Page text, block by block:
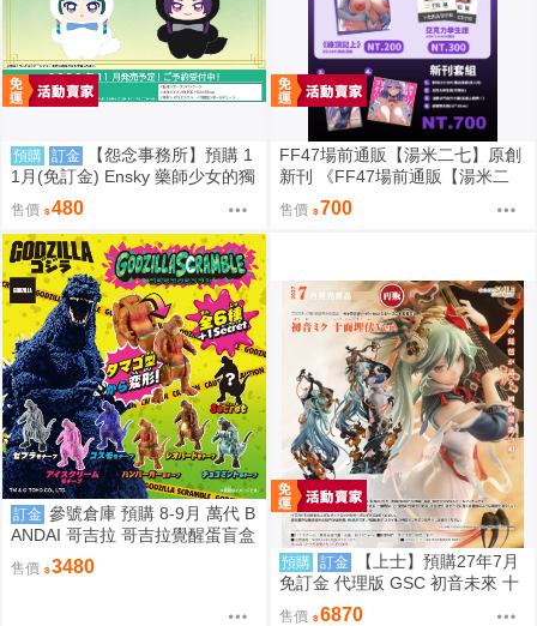
預購 訂金
【怨念事務所】預購 1
1月(免訂金) Ensky 藥師少女的獨
語 Q版動物裝珠鍊布偶吊飾 娃娃
2款分售 0816
售價 480
FF47場前通販【湯米二七】原創
新刊 《FF47場前通販【湯米二
七】原創新刊 《綠鼎記上（下
略）》 壓克力磁吸滑軌學生證 感
證 簽感謝簽名板トミー27 ［箱庭
交響曲-通販］
售價 700
訂金 參號倉庫 預購 8-9月 萬代 B
ANDAI 哥吉拉 哥吉拉覺醒蛋盲盒
中盒12入 812超取免訂
售價 3480 預購 訂金
【上士】預購27年7月
免訂金 代理版 GSC 初音未來 十
面埋伏Ver. 1/7 再版
售價 6870